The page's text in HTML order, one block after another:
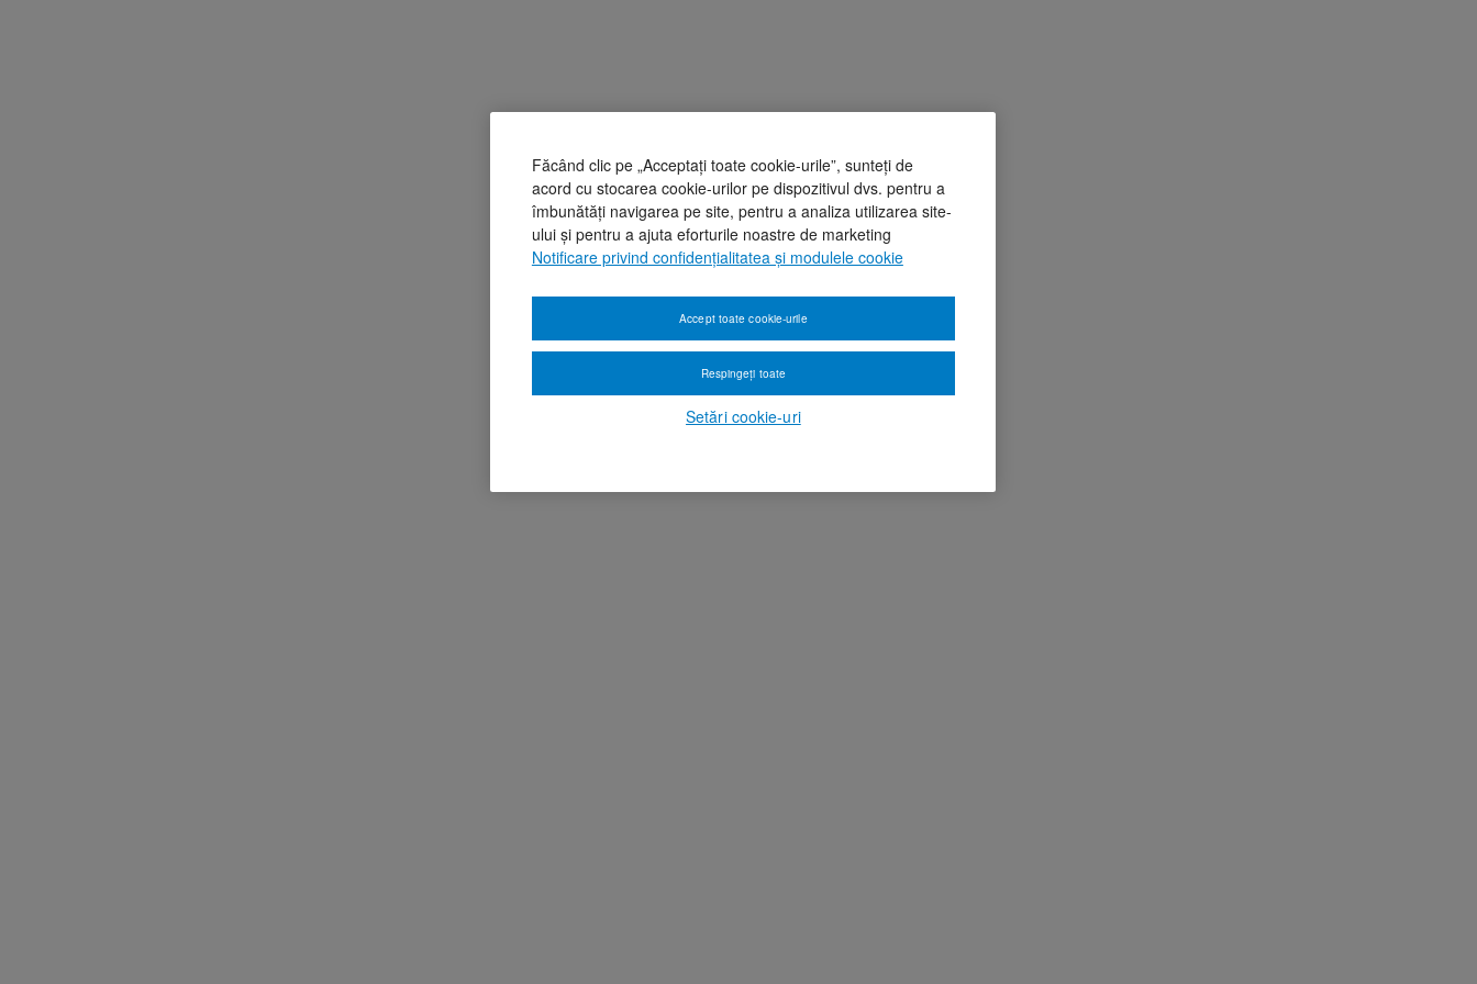
Făcând clic pe „Acceptați toate cookie-urile”, sunteți de
acord cu stocarea cookie-urilor pe dispozitivul dvs. pentru a
îmbunătăți navigarea pe site, pentru a analiza utilizarea site-
ului și pentru a ajuta eforturile noastre de marketing
Notificare privind confidențialitatea și modulele cookie
Setări cookie-uri
Respingeți toate
Accept toate cookie-urile